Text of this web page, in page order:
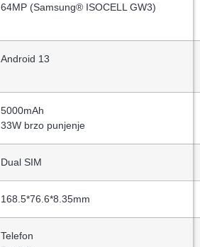
64MP (Samsung® ISOCELL GW3)
Android 13
5000mAh
33W brzo punjenje
Dual SIM
168.5*76.6*8.35mm
Telefon